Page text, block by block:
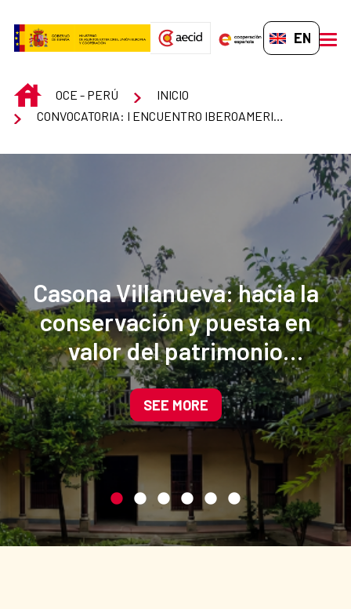
EN-GB
INICIOOCE - PERÚ
INICIO
Casona Villanueva: hacia la
conservación y puesta en
valor del patrimonio
cultural del centro
histórico de Cajamarca
SEE MORE